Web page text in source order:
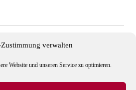
verwalten
Website und unseren Service zu optimieren.